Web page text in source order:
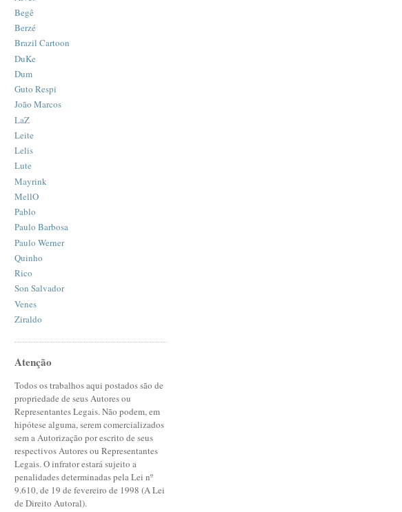
Begê
Berzé
Brazil Cartoon
DuKe
Dum
Guto Respi
João Marcos
LaZ
Leite
Lelis
Lute
Mayrink
MellO
Pablo
Paulo Barbosa
Paulo Werner
Quinho
Rico
Son Salvador
Venes
Ziraldo
Atenção
Todos os trabalhos aqui postados são de
propriedade de seus Autores ou
Representantes Legais. Não podem, em
hipótese alguma, serem comercializados
sem a Autorização por escrito de seus
respectivos Autores ou Representantes
Legais. O infrator estará sujeito a
penalidades determinadas pela Lei nº
9.610, de 19 de fevereiro de 1998 (A Lei
de Direito Autoral).